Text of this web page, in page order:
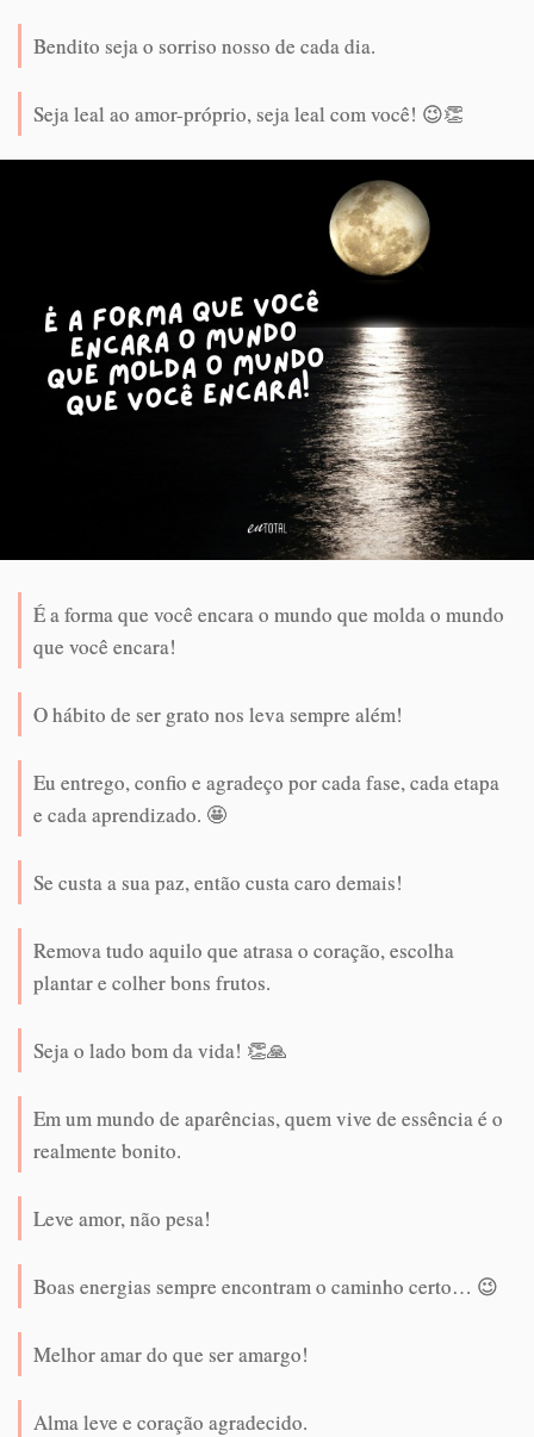
Bendito seja o sorriso nosso de cada dia.
Seja leal ao amor-próprio, seja leal com você! 😉👏
É a forma que você encara o mundo que molda o mundo
que você encara!
O hábito de ser grato nos leva sempre além!
Eu entrego, confio e agradeço por cada fase, cada etapa
e cada aprendizado. 🤩
Se custa a sua paz, então custa caro demais!
Remova tudo aquilo que atrasa o coração, escolha
plantar e colher bons frutos.
Seja o lado bom da vida! 👏🙏
Em um mundo de aparências, quem vive de essência é o
realmente bonito.
Leve amor, não pesa!
Boas energias sempre encontram o caminho certo… 😉
Melhor amar do que ser amargo!
Alma leve e coração agradecido.